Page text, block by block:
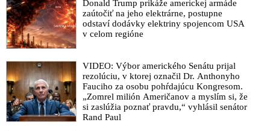
VIDEO: Podpredseda parlamentu Tibor Gašpar o snahe
destabilizovať Slovensko cez vplyvové operácie a pokusy o
prevrat, o šírení nenávisti v spoločnosti opozíciou cez
podsúvanie klamstiev slovenskej verejnosti, že Slovensko sa
destabilizovať nepohodlné vlády v iných štátoch Európy, o
radikalizácii a vyhrocovaní napätia v našej spoločnosti cez
nenávistné prejavy predstaviteľov z Českej republiky voči
našej vláde, ale aj o rokovaniach čelných predstaviteľov
Slovenska s ruskými ústavnými činiteľmi v Moskve a
Donald Trump prikáže americkej armáde
zaútočiť na jeho elektrárne, postupne
odstaví dodávky elektriny spojencom USA
v celom regióne
VIDEO: Výbor amerického Senátu prijal
rezolúciu, v ktorej označil Dr. Anthonyho
Fauciho za osobu pohŕdajúcu Kongresom.
„Zomrel milión Američanov a myslím si, že
si zaslúžia poznať pravdu,“ vyhlásil senátor
Rand Paul